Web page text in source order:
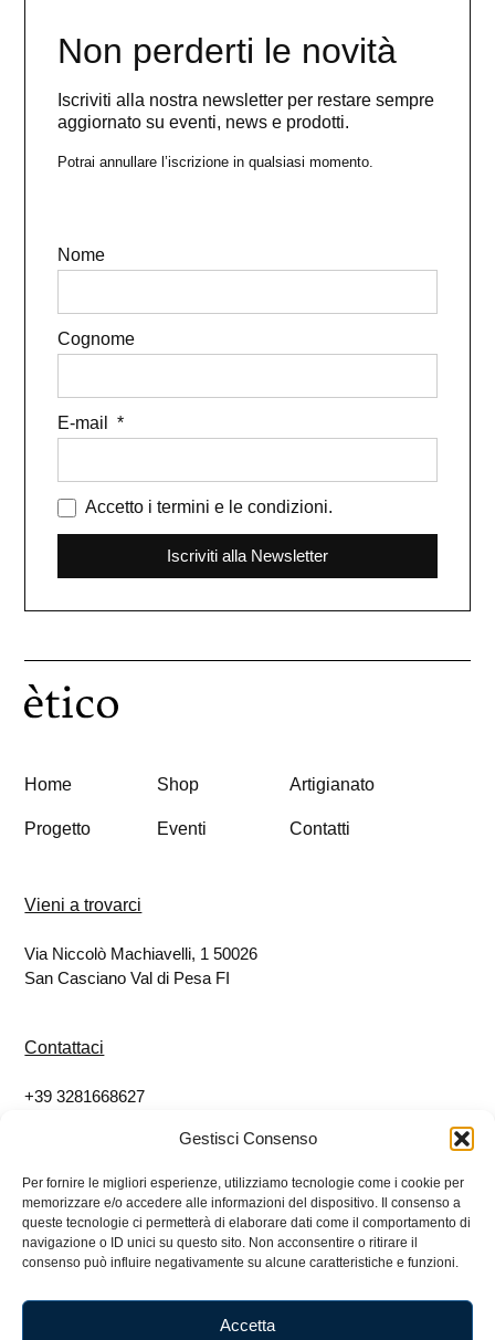
Gestisci Consenso
Per fornire le migliori esperienze, utilizziamo tecnologie come i cookie per
memorizzare e/o accedere alle informazioni del dispositivo. Il consenso a
queste tecnologie ci permetterà di elaborare dati come il comportamento di
navigazione o ID unici su questo sito. Non acconsentire o ritirare il
consenso può influire negativamente su alcune caratteristiche e funzioni.
Accetta
Non perderti le novità
Iscriviti alla nostra newsletter per restare sempre
aggiornato su eventi, news e prodotti.
Potrai annullare l’iscrizione in qualsiasi momento.
Nome
Cognome
E-mail
Accetto i termini e le condizioni.
Iscriviti alla Newsletter
Home Shop Artigianato
Progetto Eventi Contatti
Vieni a trovarci
Via Niccolò Machiavelli, 1 50026
San Casciano Val di Pesa FI
Contattaci
+39 3281668627
Seguici
Facebook
Instagram